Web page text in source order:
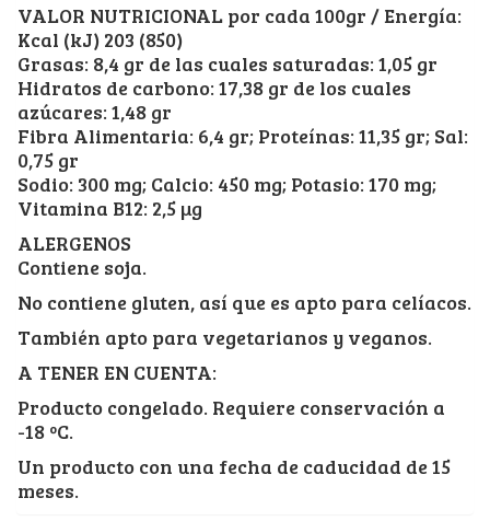
VALOR NUTRICIONAL por cada 100gr / Energía:
Kcal (kJ) 203 (850)
Grasas: 8,4 gr de las cuales saturadas: 1,05 gr
Hidratos de carbono: 17,38 gr de los cuales
azúcares: 1,48 gr
Fibra Alimentaria: 6,4 gr; Proteínas: 11,35 gr; Sal:
0,75 gr
Sodio: 300 mg; Calcio: 450 mg; Potasio: 170 mg;
Vitamina B12: 2,5 µg
ALERGENOS
Contiene soja.
No contiene gluten, así que es apto para celíacos.
También apto para vegetarianos y veganos.
A TENER EN CUENTA:
Producto congelado. Requiere conservación a
-18 ºC.
Un producto con una fecha de caducidad de 15
meses.